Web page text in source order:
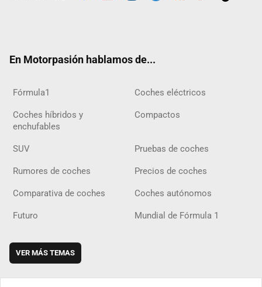
En Motorpasión hablamos de...
Fórmula1 Coches eléctricos
Coches híbridos y
enchufables
Compactos
SUV Pruebas de coches
Rumores de coches Precios de coches
Comparativa de coches Coches autónomos
Futuro Mundial de Fórmula 1
VER MÁS TEMAS